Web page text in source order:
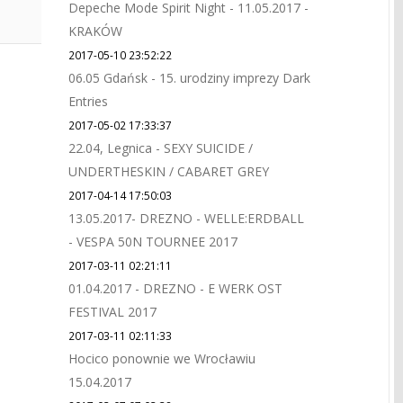
Depeche Mode Spirit Night - 11.05.2017 -
KRAKÓW
2017-05-10 23:52:22
06.05 Gdańsk - 15. urodziny imprezy Dark
Entries
2017-05-02 17:33:37
22.04, Legnica - SEXY SUICIDE /
UNDERTHESKIN / CABARET GREY
2017-04-14 17:50:03
13.05.2017- DREZNO - WELLE:ERDBALL
- VESPA 50N TOURNEE 2017
2017-03-11 02:21:11
01.04.2017 - DREZNO - E WERK OST
FESTIVAL 2017
2017-03-11 02:11:33
Hocico ponownie we Wrocławiu
15.04.2017